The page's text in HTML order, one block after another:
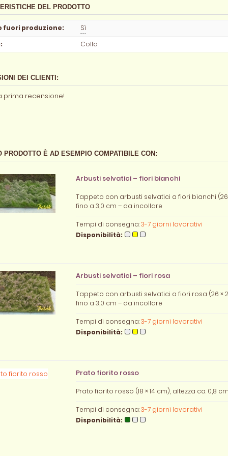
DEL PRODOTTO
fuori produzione:
Sì
: Colla
DEI CLIENTI:
prima recensione!
PRODOTTO È AD ESEMPIO COMPATIBILE CON:
Arbusti selvatici – fiori bianchi
Tappeto con arbusti selvatici a fiori bianchi (26
fino a 3,0 cm – da incollare
Tempi di consegna:3-7 giorni lavorativi
Disponibilità:
Arbusti selvatici – fiori rosa
Tappeto con arbusti selvatici a fiori rosa (26 ×
fino a 3,0 cm – da incollare
Tempi di consegna:3-7 giorni lavorativi
Disponibilità:
Prato fiorito rosso
Prato fiorito rosso (18 × 14 cm), altezza ca. 0,8
Tempi di consegna:3-7 giorni lavorativi
Disponibilità: